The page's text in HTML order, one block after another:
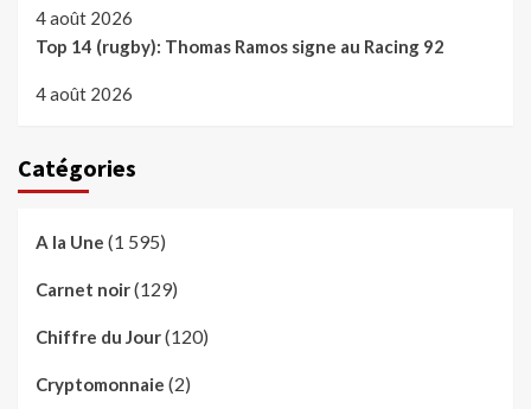
4 août 2026
Top 14 (rugby): Thomas Ramos signe au Racing 92
4 août 2026
Catégories
A la Une (1 595)
Carnet noir(129)
Chiffre du Jour(120)
Cryptomonnaie (2)